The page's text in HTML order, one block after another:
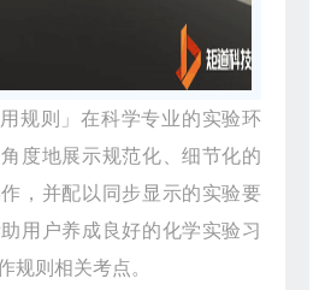
用规则」在科学专业的实验环
度地展示规范化、细节化的
，并配以同步显示的实验要
用户养成良好的化学实验习
规则相关考点。